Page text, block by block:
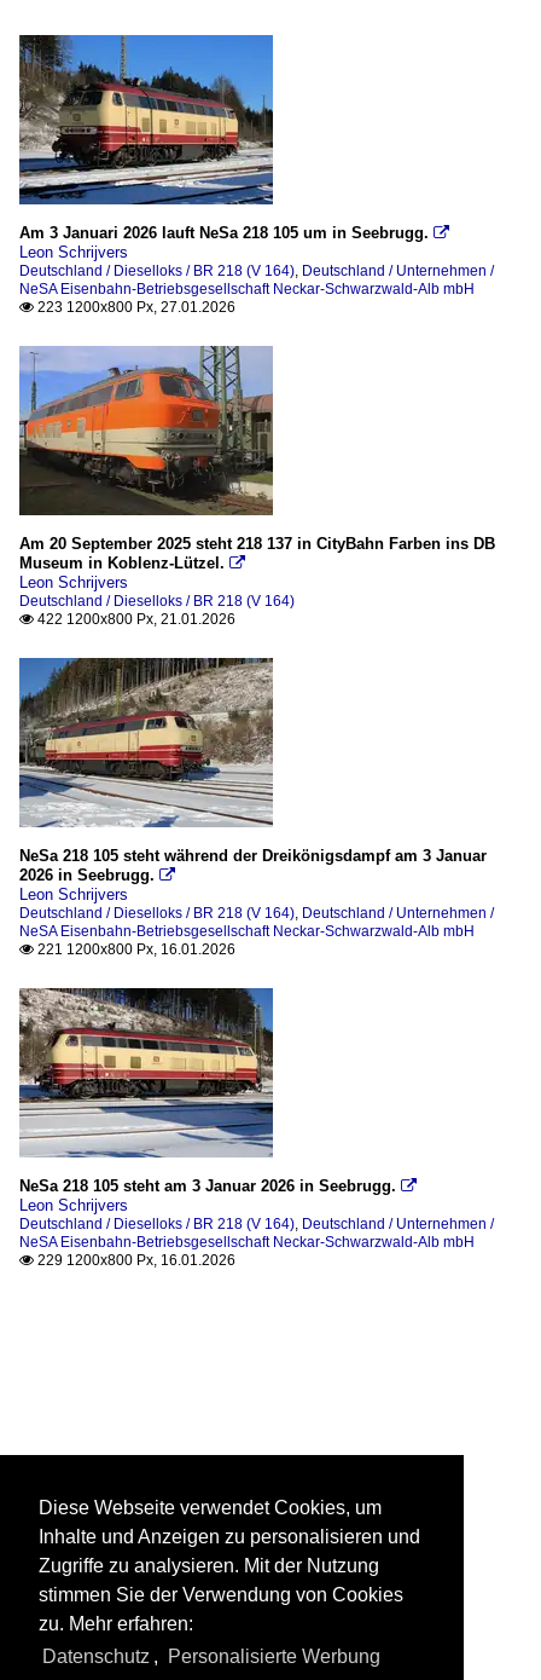
Am 3 Januari 2026 lauft NeSa 218 105 um in Seebrugg. 
Leon Schrijvers
Deutschland / Dieselloks / BR 218 (V 164), Deutschland / Unternehmen /
NeSA Eisenbahn-Betriebsgesellschaft Neckar-Schwarzwald-Alb mbH
 223 1200x800 Px, 27.01.2026
Am 20 September 2025 steht 218 137 in CityBahn Farben ins DB
Museum in Koblenz-Lützel. 
Leon Schrijvers
Deutschland / Dieselloks / BR 218 (V 164)
 422 1200x800 Px, 21.01.2026
NeSa 218 105 steht während der Dreikönigsdampf am 3 Januar
2026 in Seebrugg. 
Leon Schrijvers
Deutschland / Dieselloks / BR 218 (V 164), Deutschland / Unternehmen /
NeSA Eisenbahn-Betriebsgesellschaft Neckar-Schwarzwald-Alb mbH
 221 1200x800 Px, 16.01.2026
NeSa 218 105 steht am 3 Januar 2026 in Seebrugg. 
Leon Schrijvers
Deutschland / Dieselloks / BR 218 (V 164), Deutschland / Unternehmen /
NeSA Eisenbahn-Betriebsgesellschaft Neckar-Schwarzwald-Alb mbH
 229 1200x800 Px, 16.01.2026
Diese Webseite verwendet Cookies, um
Inhalte und Anzeigen zu personalisieren und
Zugriffe zu analysieren. Mit der Nutzung
stimmen Sie der Verwendung von Cookies
zu. Mehr erfahren:
Datenschutz , Personalisierte Werbung